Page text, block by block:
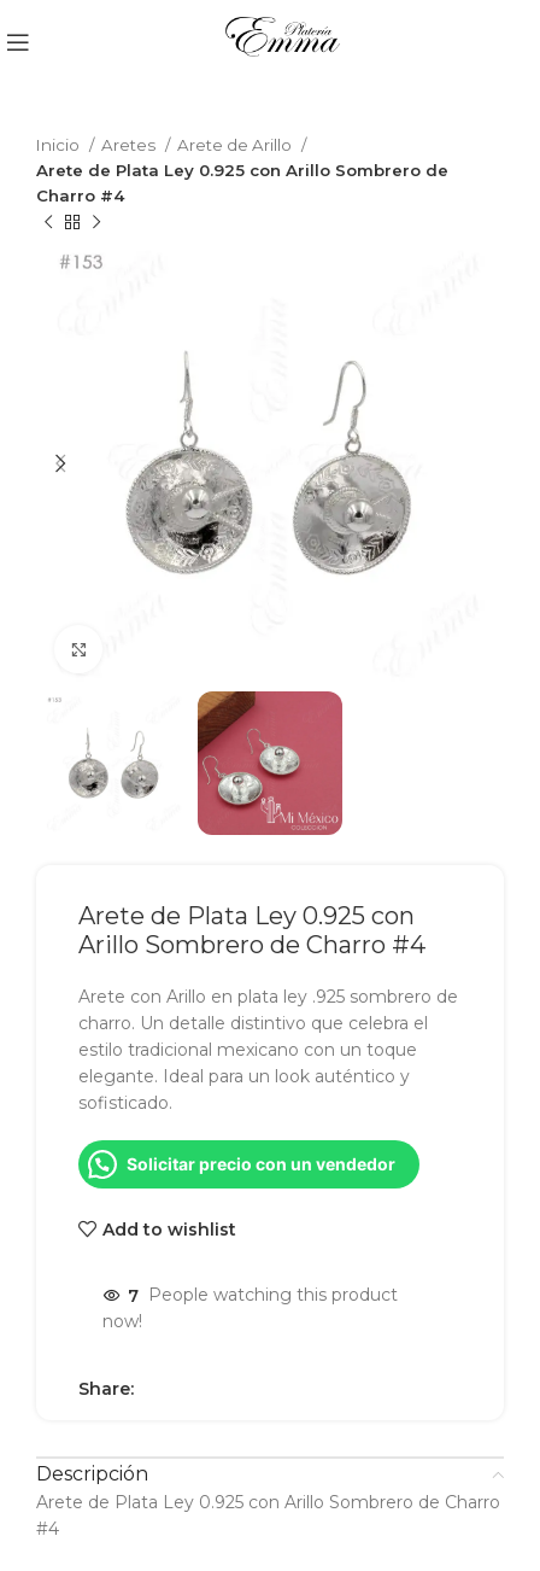
Inicio Aretes
Arete de Arillo
Arete de Plata Ley 0.925 con Arillo Sombrero de
Charro #4
Arete de Plata Ley 0.925 con
Arillo Sombrero de Charro #4
Arete con Arillo en plata ley .925 sombrero de
charro. Un detalle distintivo que celebra el
estilo tradicional mexicano con un toque
elegante. Ideal para un look auténtico y
sofisticado.
Solicitar precio con un vendedor
Add to wishlist
7 People watching this product
now!
Share:
Descripción
Arete de Plata Ley 0.925 con Arillo Sombrero de Charro
#4